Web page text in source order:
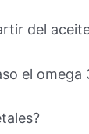
del
el omega